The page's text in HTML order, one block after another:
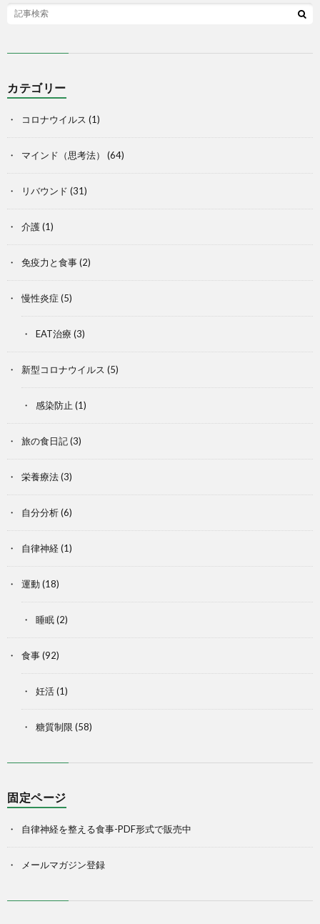
カテゴリー
コロナウイルス (1)
マインド（思考法） (64)
リバウンド (31)
介護(1)
免疫力と食事(2)
慢性炎症 (5)
EAT治療 (3)
新型コロナウイルス (5)
感染防止 (1)
旅の食日記(3)
栄養療法(3)
自分分析(6)
自律神経(1)
運動(18)
睡眠(2)
食事(92)
妊活(1)
糖質制限 (58)
固定ページ
自律神経を整える食事-PDF形式で販売中
メールマガジン登録